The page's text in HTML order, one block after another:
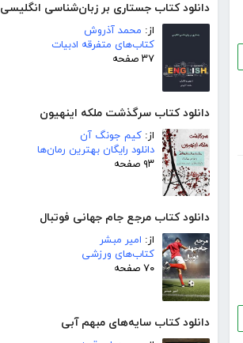
دانلود کتاب جستاری بر زبان‌شناسی انگلیسی
از: محمد آذروش
کتاب‌های متفرقه ادبیات
۳۷ صفحه
دانلود کتاب سرگذشت ملکه اینهیون
از: کیم جونگ آن
دانلود رایگان بهترین رمان‌ها
۹۳ صفحه
دانلود کتاب مرجع جام جهانی فوتبال
از: امیر مبشر
کتاب‌های ورزشی
۷۰ صفحه
دانلود کتاب سایه‌های مبهم آبی